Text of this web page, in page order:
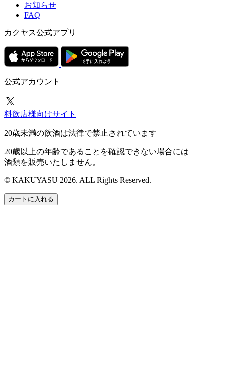
お知らせ
FAQ
カクヤス公式アプリ
公式アカウント
料飲店様向けサイト
20歳未満の飲酒は法律で禁止されています
20歳以上の年齢であることを確認できない場合には
酒類を販売いたしません。
© KAKUYASU 2026. ALL Rights Reserved.
カートに入れる